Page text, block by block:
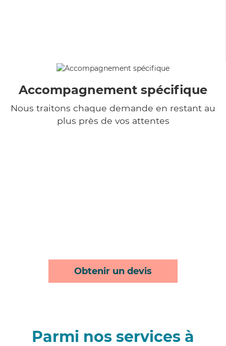
Accompagnement spécifique
Nous traitons chaque demande en restant au
plus près de vos attentes
Obtenir un devis
Parmi nos services à